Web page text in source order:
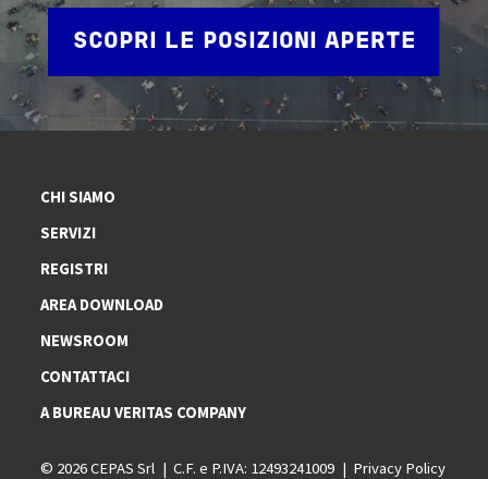
SCOPRI LE POSIZIONI APERTE
CHI SIAMO
SERVIZI
REGISTRI
AREA DOWNLOAD
NEWSROOM
CONTATTACI
A BUREAU VERITAS COMPANY
© 2026 CEPAS Srl C.F. e P.IVA: 12493241009 Privacy Policy